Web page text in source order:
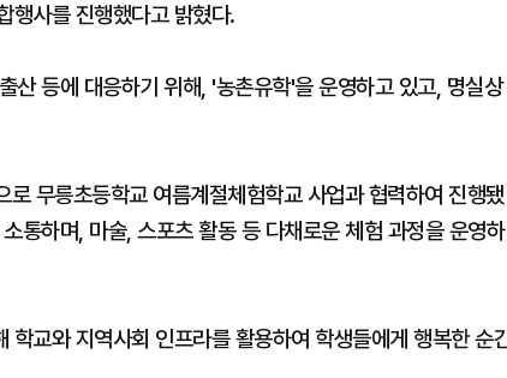
행사를 진행했다고 밝혔다.
산 등에 대응하기 위해, '농촌유학'을 운영하고 있고, 명실상
무릉초등학교 여름계절체험학교 사업과 협력하여 진행됐
통하며, 마술, 스포츠 활동 등 다채로운 체험 과정을 운영하
교와 지역사회 인프라를 활용하여 학생들에게 행복한 순